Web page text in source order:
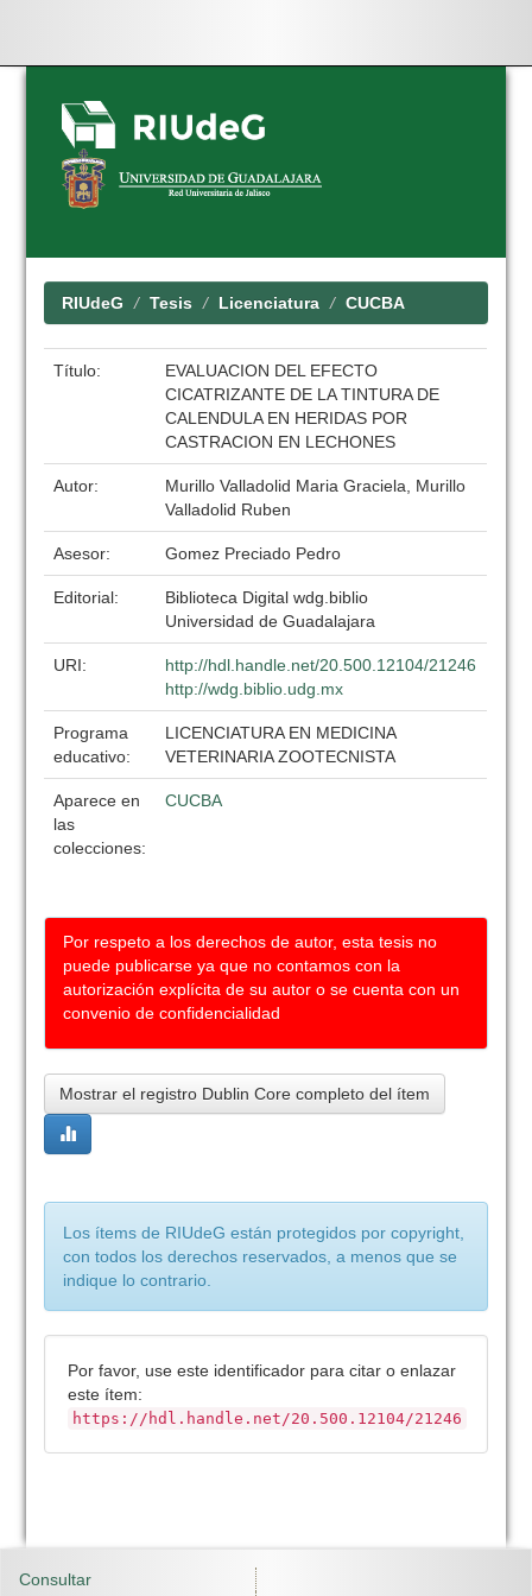
Skip
navigation
RIUdeG Tesis Licenciatura CUCBA
Título:
EVALUACION DEL EFECTO
CICATRIZANTE DE LA TINTURA DE
CALENDULA EN HERIDAS POR
CASTRACION EN LECHONES
Autor:
Murillo Valladolid Maria Graciela, Murillo
Valladolid Ruben
Asesor: Gomez Preciado Pedro
Editorial:
Biblioteca Digital wdg.biblio
Universidad de Guadalajara
URI:
http://hdl.handle.net/20.500.12104/21246
http://wdg.biblio.udg.mx
Programa
educativo:
LICENCIATURA EN MEDICINA
VETERINARIA ZOOTECNISTA
Aparece en
las
colecciones:
CUCBA
Por respeto a los derechos de autor, esta tesis no
puede publicarse ya que no contamos con la
autorización explícita de su autor o se cuenta con un
convenio de confidencialidad
Mostrar el registro Dublin Core completo del ítem
Los ítems de RIUdeG están protegidos por copyright,
con todos los derechos reservados, a menos que se
indique lo contrario.
Por favor, use este identificador para citar o enlazar
este ítem:
https://hdl.handle.net/20.500.12104/21246
Consultar